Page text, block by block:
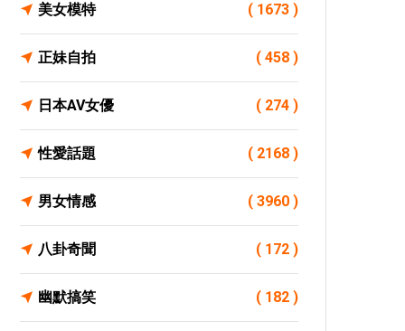
美女模特 ( 1673 )
正妹自拍 ( 458 )
日本AV女優 ( 274 )
性愛話題 ( 2168 )
男女情感 ( 3960 )
八卦奇聞 ( 172 )
幽默搞笑 ( 182 )